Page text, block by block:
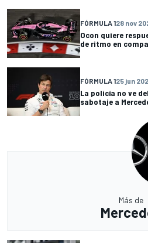
FÓRMULA 128 nov
Ocon quiere
de ritmo en
FÓRMULA 125 jun
La policía no ve
sabotaje a
Más de